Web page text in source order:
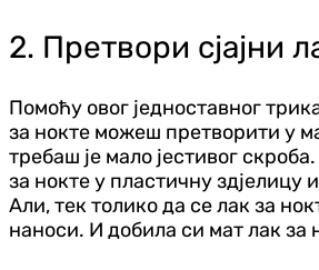
2. Претвори сјајни
Помоћу овог једноставног
за нокте можеш претворити у
требаш је мало јестивог
за нокте у пластичну здјелицу
Али, тек толико да се лак за
наноси. И добила си мат лак за